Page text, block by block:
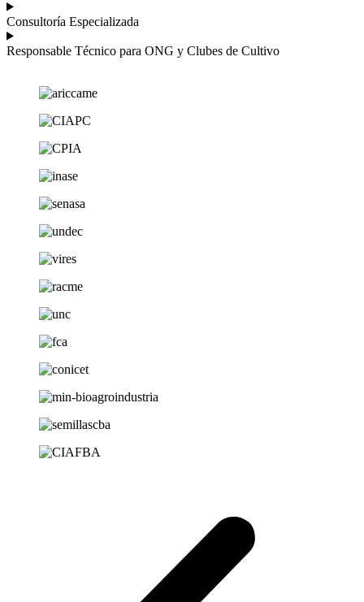
Consultoría Especializada
Responsable Técnico para ONG y Clubes de Cultivo